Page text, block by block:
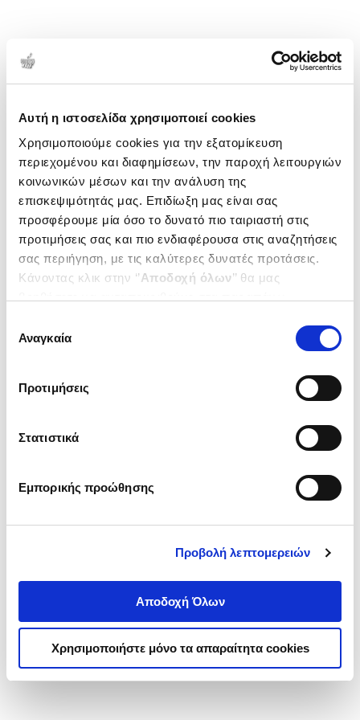
Αυτή η ιστοσελίδα χρησιμοποιεί cookies
Χρησιμοποιούμε cookies για την εξατομίκευση
περιεχομένου και διαφημίσεων, την παροχή λειτουργιών
κοινωνικών μέσων και την ανάλυση της
επισκεψιμότητάς μας. Επιδίωξη μας είναι σας
προσφέρουμε μία όσο το δυνατό πιο ταιριαστή στις
προτιμήσεις σας και πιο ενδιαφέρουσα στις αναζητήσεις
σας περιήγηση, με τις καλύτερες δυνατές προτάσεις.
Κάνοντας κλικ στην ‘’Αποδοχή όλων’’ θα μας
ενδιαφέρουν και να επιλέξετε από τα παρακάτω με την
΄΄και να ενημερωθείτε σχετικά με
συγκατάθεσης
Αναγκαία
Προτιμήσεις
Στατιστικά
Εμπορικής προώθησης
Προβολή λεπτομερειών
Αποδοχή Όλων
Χρησιμοποιήστε μόνο τα απαραίτητα cookies